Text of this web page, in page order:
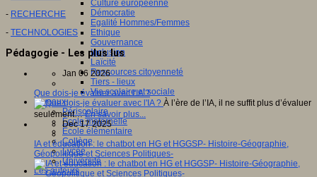
Culture européenne
Démocratie
Egalité Hommes/Femmes
Ethique
Gouvernance
Inclusion
Laïcité
Ressources citoyenneté
Tiers - lieux
Vie scolaire et sociale
Niveaux
Périscolaire
Ecole maternelle
Ecole élémentaire
Collège
Lycée
Université
Les auteurs
- RECHERCHE
- TECHNOLOGIES
Pédagogie - Les plus lus
Jan 06 2026
Que dois-je évaluer avec l'IA ?
À l’ère de l’IA, il ne suffit plus d’évaluer
seulement…En savoir plus...
Dec 17 2025
IA et éducation : le chatbot en HG et HGGSP- Histoire-Géographie,
Géopolitique et Sciences Politiques-